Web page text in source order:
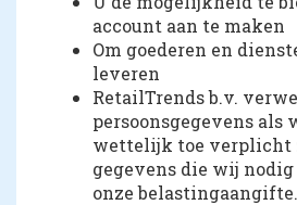
account aan te maken
Om goederen en
leveren
RetailTrends b.v.
persoonsgegevens als
wettelijk toe verplicht
gegevens die wij
onze belastingaangifte.